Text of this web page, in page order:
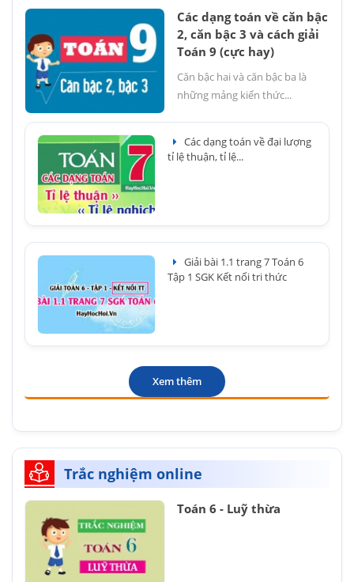
Các dạng toán về căn bậc
2, căn bậc 3 và cách giải
Toán 9 (cực hay)
Căn bậc hai và căn bậc ba là
những mảng kiến thức...
Các dạng toán về đại lượng
tỉ lệ thuận, tỉ lệ...
Giải bài 1.1 trang 7 Toán 6
Tập 1 SGK Kết nối tri thức
Xem thêm
Trắc nghiệm online
Toán 6 - Luỹ thừa